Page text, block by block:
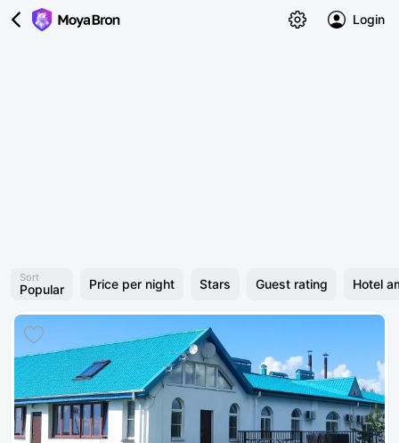
Login
Sort
Popular Price per night Stars Guest rating Hotel